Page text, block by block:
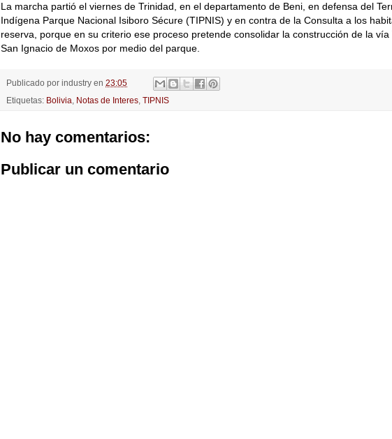
La marcha partió el viernes de Trinidad, en el departamento de Beni, en defensa del
Indígena Parque Nacional Isiboro Sécure (TIPNIS) y en contra de la Consulta a los
reserva, porque en su criterio ese proceso pretende consolidar la construcción de la vía
San Ignacio de Moxos por medio del parque.
Publicado por industry en 23:05
Etiquetas: Bolivia Notas de Interes TIPNIS
No hay comentarios:
Publicar un comentario